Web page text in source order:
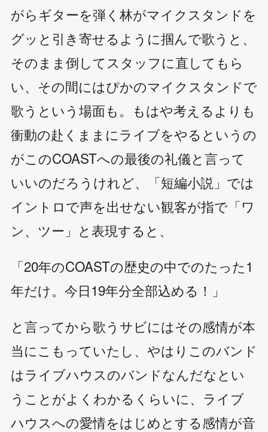
がらギターを弾く林がマイクスタンドを
グッと引き寄せるように掴んで歌うと、
そのまま倒してスタッフに直してもら
い、その間にはぴかのマイクスタンドで
歌うという場面も。もはや考えるよりも
衝動の赴くままにライブをやるというの
がこのCOASTへの最後の礼儀と言って
いいのだろうけれど、「短編小説」では
イントロで声を出せない観客が指で「ワ
ン、ツー」と表現すると、
「20年のCOASTの歴史の中でのたった1
年だけ。今日19年分全部込める！」
と言ってから歌うサビにはその感情が本
当にこもっていたし、やはりこのバンド
はライブハウスのバンドなんだなとい
うことがよくわかるくらいに、ライブ
ハウスへの愛情をはじめとする感情が音